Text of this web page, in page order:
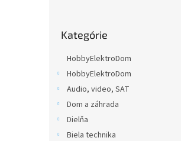
kategórie
Kategórie
HobbyElektroDom
HobbyElektroDom
Audio, video, SAT
Dom a záhrada
Dielňa
Biela technika